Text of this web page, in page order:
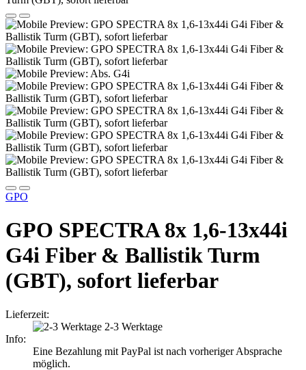
GPO
GPO SPECTRA 8x 1,6-13x44i
G4i Fiber & Ballistik Turm
(GBT), sofort lieferbar
Lieferzeit:
2-3 Werktage
Info:
Eine Bezahlung mit PayPal ist nach vorheriger Absprache
möglich.